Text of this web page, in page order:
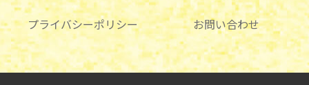
プライバシーポリシー お問い合わせ